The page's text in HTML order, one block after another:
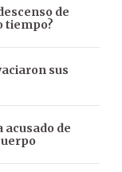
de
tiempo?
sus
acusado de